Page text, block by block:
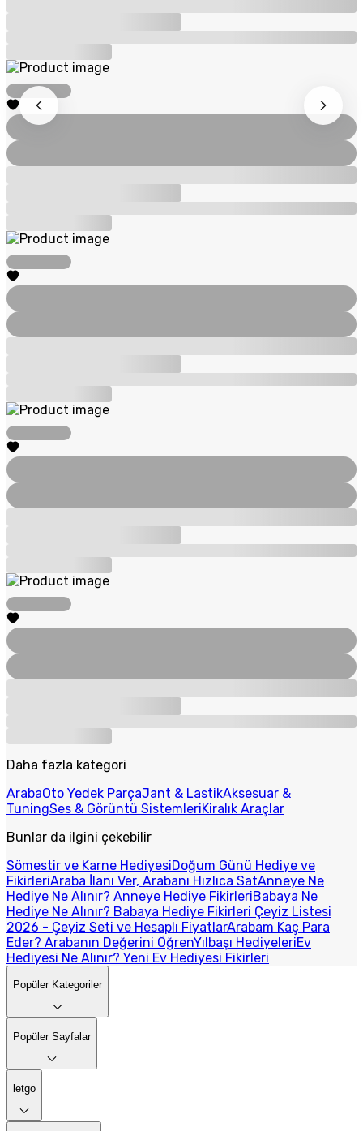
Daha fazla kategori
ArabaOto Yedek ParçaJant & LastikAksesuar &
TuningSes & Görüntü SistemleriKiralık Araçlar
Bunlar da ilgini çekebilir
Sömestir ve Karne HediyesiDoğum Günü Hediye ve
FikirleriAraba İlanı Ver, Arabanı Hızlıca SatAnneye Ne
Hediye Ne Alınır? Anneye Hediye FikirleriBabaya Ne
Hediye Ne Alınır? Babaya Hediye Fikirleri Çeyiz Listesi
2026 - Çeyiz Seti ve Hesaplı FiyatlarArabam Kaç Para
Eder? Arabanın Değerini ÖğrenYılbaşı HediyeleriEv
Hediyesi Ne Alınır? Yeni Ev Hediyesi Fikirleri
Popüler Kategoriler
Popüler Sayfalar
letgo